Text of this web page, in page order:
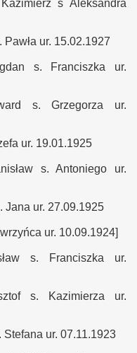
s Aleksandra
ur. 15.02.1927
s. Franciszka ur.
s. Grzegorza ur.
ur. 19.01.1925
s. Antoniego ur.
Jana ur. 27.09.1925
ur. 10.09.1924]
s. Franciszka ur.
s. Kazimierza ur.
Stefana ur. 07.11.1923